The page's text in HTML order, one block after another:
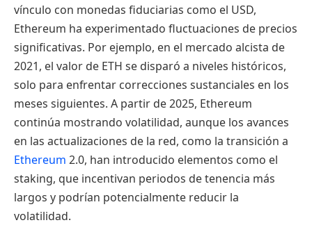
vínculo con monedas fiduciarias como el USD,
Ethereum ha experimentado fluctuaciones de precios
significativas. Por ejemplo, en el mercado alcista de
2021, el valor de ETH se disparó a niveles históricos,
solo para enfrentar correcciones sustanciales en los
meses siguientes. A partir de 2025, Ethereum
continúa mostrando volatilidad, aunque los avances
en las actualizaciones de la red, como la transición a
Ethereum 2.0, han introducido elementos como el
staking, que incentivan periodos de tenencia más
largos y podrían potencialmente reducir la
volatilidad.